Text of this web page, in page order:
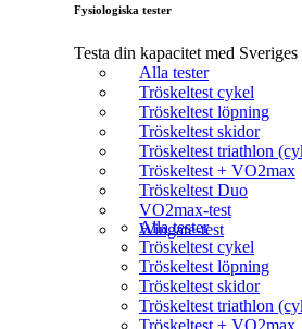
Fysiologiska tester
Testa din kapacitet med
Alla tester
Tröskeltest cykel
Tröskeltest löpning
Tröskeltest skidor
Tröskeltest triathlon
Tröskeltest + VO2max
Tröskeltest Duo
VO2max-test
Wingate-test
Alla tester
Tröskeltest cykel
Tröskeltest löpning
Tröskeltest skidor
Tröskeltest triathlon
Tröskeltest + VO2max